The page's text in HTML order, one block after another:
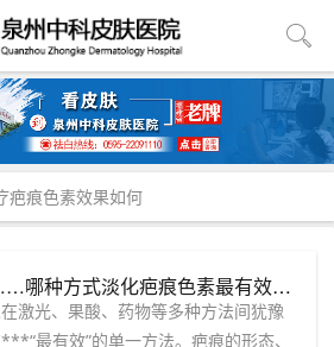
疤痕色素效果如何
激光、果酸、药物……哪种方式淡化疤痕色素最有效？听泉州中科皮肤病医院专家为您“量身定制”方案！
激光、果酸、药物等多种方法间犹豫
最有效”的单一方法。疤痕的形态、